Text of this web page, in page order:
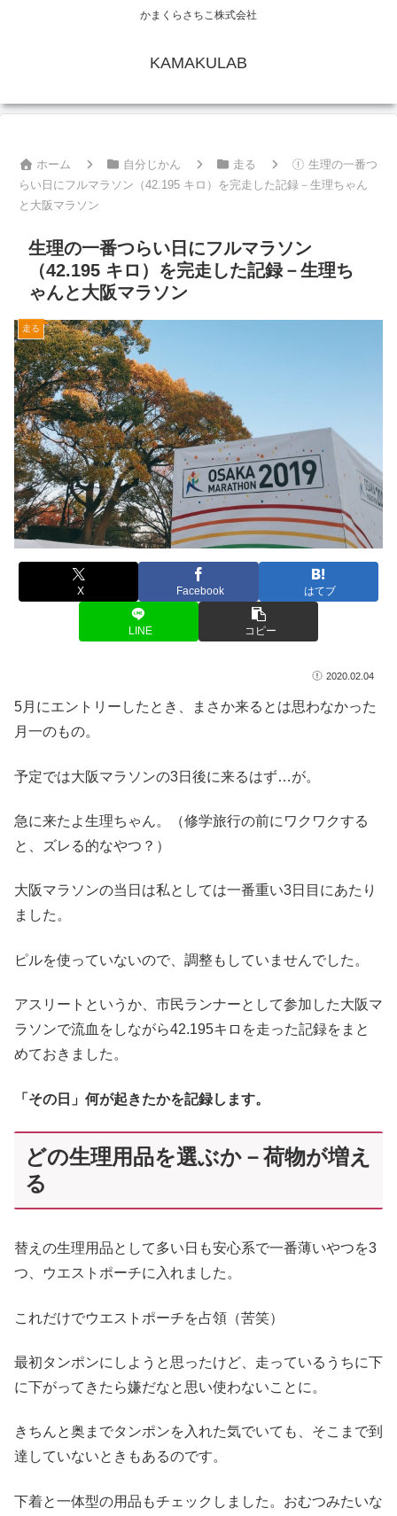
かまくらさちこ株式会社
KAMAKULAB
ホーム 自分じかん 走る
生理の一番つ
らい日にフルマラソン（42.195 キロ）を完走した記録－生理ちゃん
と大阪マラソン
生理の一番つらい日にフルマラソン
（42.195 キロ）を完走した記録－生理ち
ゃんと大阪マラソン
走る
X Facebook はてブ
LINE コピー
2020.02.04
5月にエントリーしたとき、まさか来るとは思わなかった
月一のもの。
予定では大阪マラソンの3日後に来るはず…が。
急に来たよ生理ちゃん。（修学旅行の前にワクワクする
と、ズレる的なやつ？）
大阪マラソンの当日は私としては一番重い3日目にあたり
ました。
ピルを使っていないので、調整もしていませんでした。
アスリートというか、市民ランナーとして参加した大阪マ
ラソンで流血をしながら42.195キロを走った記録をまと
めておきました。
「その日」何が起きたかを記録します。
どの生理用品を選ぶか－荷物が増え
る
替えの生理用品として多い日も安心系で一番薄いやつを3
つ、ウエストポーチに入れました。
これだけでウエストポーチを占領（苦笑）
最初タンポンにしようと思ったけど、走っているうちに下
に下がってきたら嫌だなと思い使わないことに。
きちんと奥までタンポンを入れた気でいても、そこまで到
達していないときもあるのです。
下着と一体型の用品もチェックしました。おむつみたいな